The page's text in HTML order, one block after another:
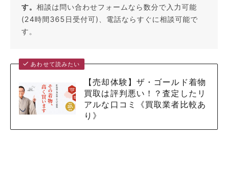
す。 相談は問い合わせフォームなら数分で入力可能
(24時間365日受付可)、電話ならすぐに相談可能で
す。
あわせて読みたい
【売却体験】ザ・ゴールド着物
買取は評判悪い！？査定したリ
アルな口コミ《買取業者比較あ
り》